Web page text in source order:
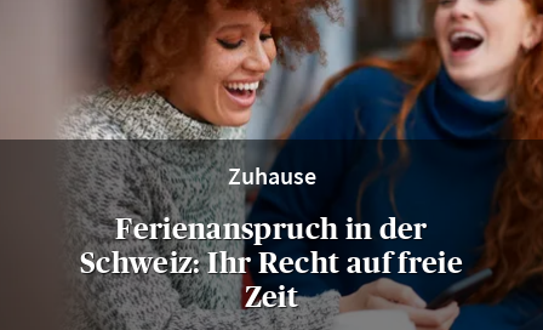
Zuhause
Ferienanspruch in der
Schweiz: Ihr Recht auf freie
Zeit